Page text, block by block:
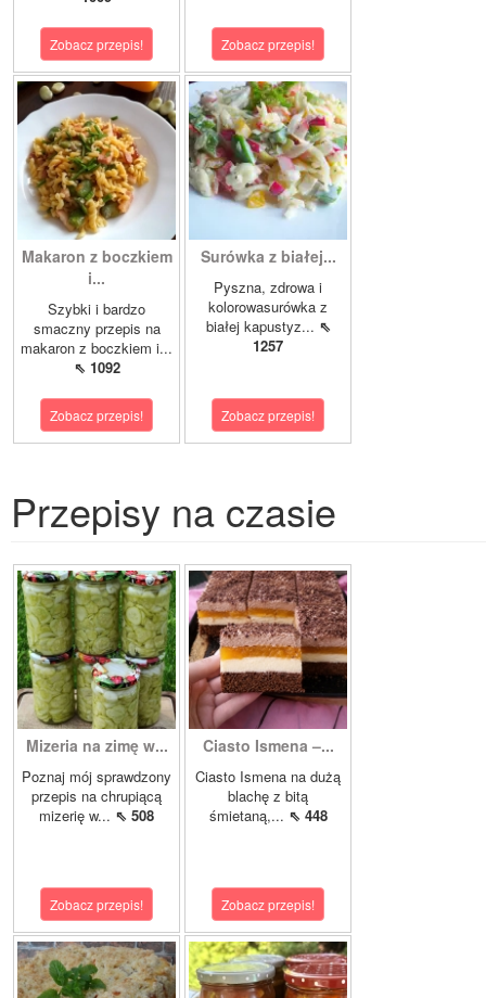
Zobacz przepis! Zobacz przepis!
Makaron z boczkiem
i...
Szybki i bardzo
smaczny przepis na
makaron z boczkiem i...
⇖ 1092
Zobacz przepis!
Surówka z białej...
Pyszna, zdrowa i
kolorowasurówka z
białej kapustyz... ⇖
1257
Zobacz przepis!
Przepisy na czasie
Mizeria na zimę w...
Poznaj mój sprawdzony
przepis na chrupiącą
mizerię w... ⇖ 508
Zobacz przepis!
Ciasto Ismena –...
Ciasto Ismena na dużą
blachę z bitą
śmietaną,... ⇖ 448
Zobacz przepis!